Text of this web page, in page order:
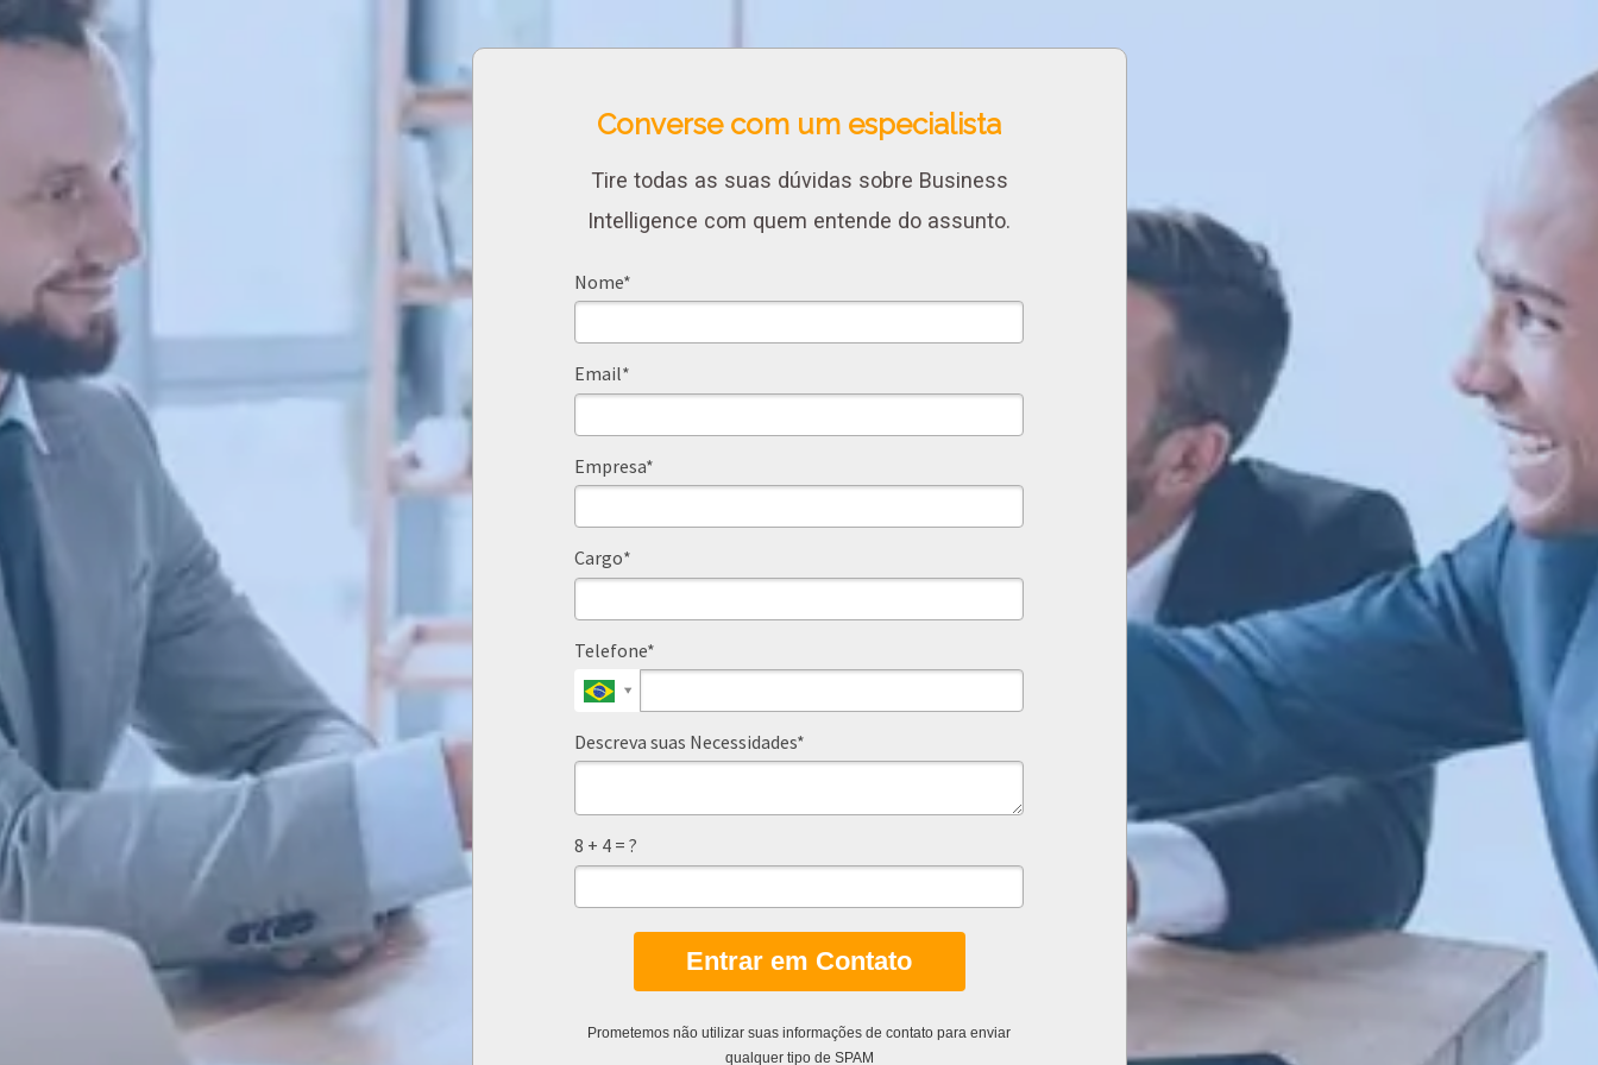
Converse com um especialista
Tire todas as suas dúvidas sobre Business
Intelligence com quem entende do assunto.
Nome*
Email*
Empresa*
Cargo*
Telefone*
Descreva suas Necessidades*
8 + 4 = ?
Entrar em Contato
Prometemos não utilizar suas informações de contato para enviar
qualquer tipo de SPAM